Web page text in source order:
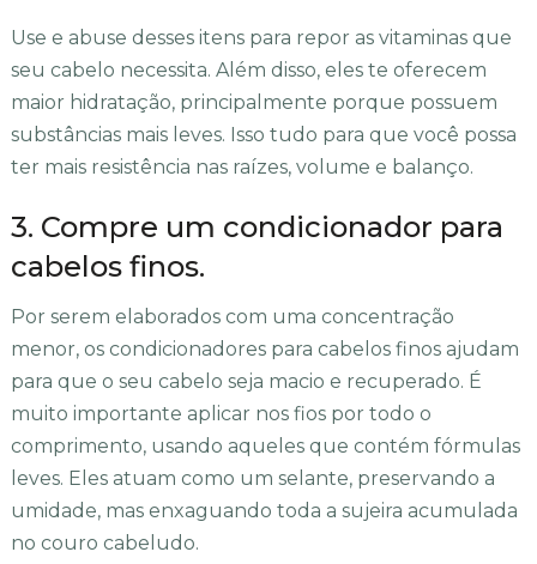
Use e abuse desses itens para repor as vitaminas que
seu cabelo necessita. Além disso, eles te oferecem
maior hidratação, principalmente porque possuem
substâncias mais leves. Isso tudo para que você possa
ter mais resistência nas raízes, volume e balanço.
3. Compre um condicionador para
cabelos finos.
Por serem elaborados com uma concentração
menor, os condicionadores para cabelos finos ajudam
para que o seu cabelo seja macio e recuperado. É
muito importante aplicar nos fios por todo o
comprimento, usando aqueles que contém fórmulas
leves. Eles atuam como um selante, preservando a
umidade, mas enxaguando toda a sujeira acumulada
no couro cabeludo.